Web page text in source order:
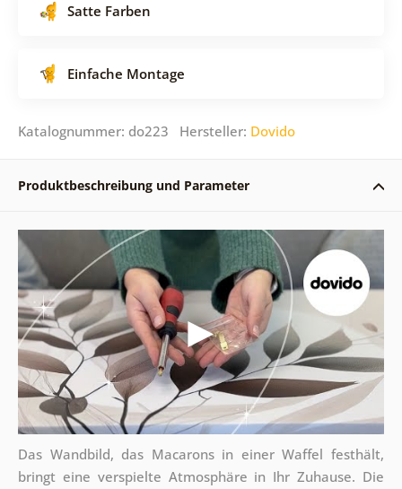
Satte Farben
Einfache Montage
Katalognummer: do223 Hersteller: Dovido
Produktbeschreibung und Parameter
Das Wandbild, das Macarons in einer Waffel festhält,
bringt eine verspielte Atmosphäre in Ihr Zuhause. Die